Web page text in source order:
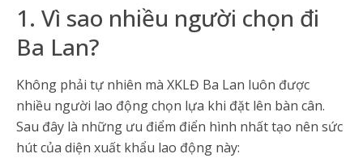
1. Vì sao nhiều người chọn đi
Ba Lan?
Không phải tự nhiên mà XKLĐ Ba Lan luôn được
nhiều người lao động chọn lựa khi đặt lên bàn cân.
Sau đây là những ưu điểm điển hình nhất tạo nên sức
hút của diện xuất khẩu lao động này: